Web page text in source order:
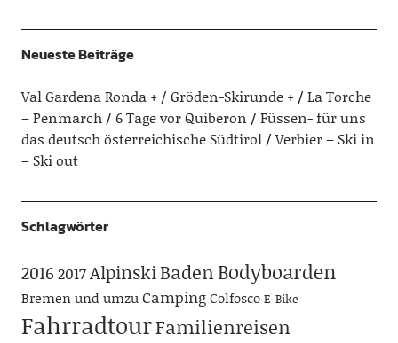
Neueste Beiträge
Val Gardena Ronda + / Gröden-Skirunde +
La Torche
– Penmarch
6 Tage vor Quiberon
Füssen- für uns
das deutsch österreichische Südtirol
Verbier – Ski in
– Ski out
Schlagwörter
2016 2017AlpinskiBaden Bodyboarden
Bremen und umzuCampingColfosco E-Bike
FahrradtourFamilienreisen